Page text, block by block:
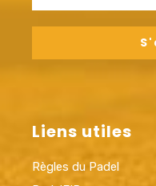
Liens utiles
Règles du Padel